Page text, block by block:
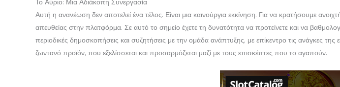
Το Αύριο: Μια Αδιάκοπη Συνεργασία
Αυτή η ανανέωση δεν αποτελεί ένα τέλος. Είναι μια καινούργια εκκίνηση. Για να κρατήσουμε
απευθείας στην πλατφόρμα. Σε αυτό το σημείο έχετε τη δυνατότητα να προτείνετε και να
περιοδικές δημοσκοπήσεις και συζητήσεις με την ομάδα ανάπτυξης, με επίκεντρο τις ανάγκες
ζωντανό προϊόν, που εξελίσσεται και προσαρμόζεται μαζί με τους επισκέπτες που το αγαπούν.